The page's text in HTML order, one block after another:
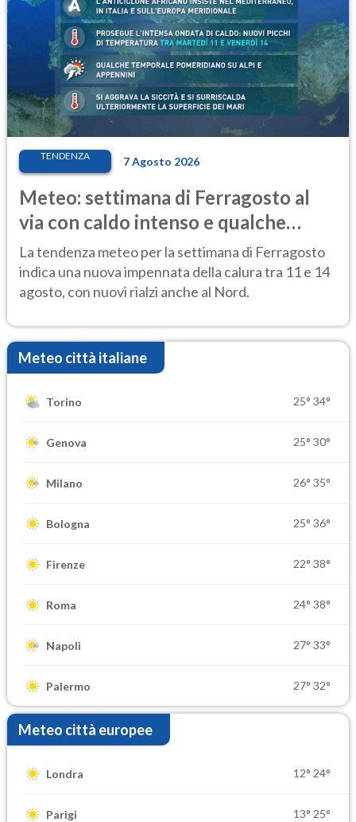
TENDENZA 7 Agosto 2026
Meteo: settimana di Ferragosto al
via con caldo intenso e qualche
temporale
La tendenza meteo per la settimana di Ferragosto
indica una nuova impennata della calura tra 11 e 14
agosto, con nuovi rialzi anche al Nord.
Meteo città italiane
Torino 25° 34°
Genova 25° 30°
Milano 26° 35°
Bologna 25° 36°
Firenze 22° 38°
Roma 24° 38°
Napoli 27° 33°
Palermo 27° 32°
Meteo città europee
Londra 12° 24°
Parigi 13° 25°